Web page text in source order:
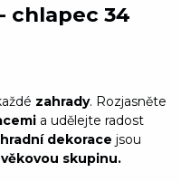
chlapec 34
zahrady. Rozjasněte
a udělejte radost
dekorace jsou
skupinu.